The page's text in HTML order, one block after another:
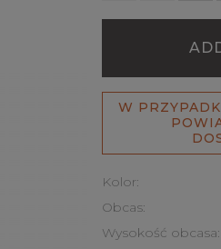
W
Kolor:
Obcas:
Wysokość obcasa: